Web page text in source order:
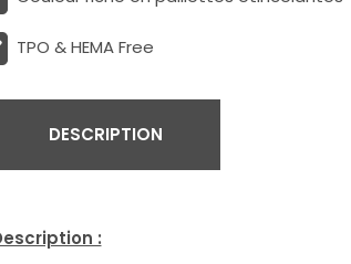
TPO & HEMA Free
DESCRIPTION
: